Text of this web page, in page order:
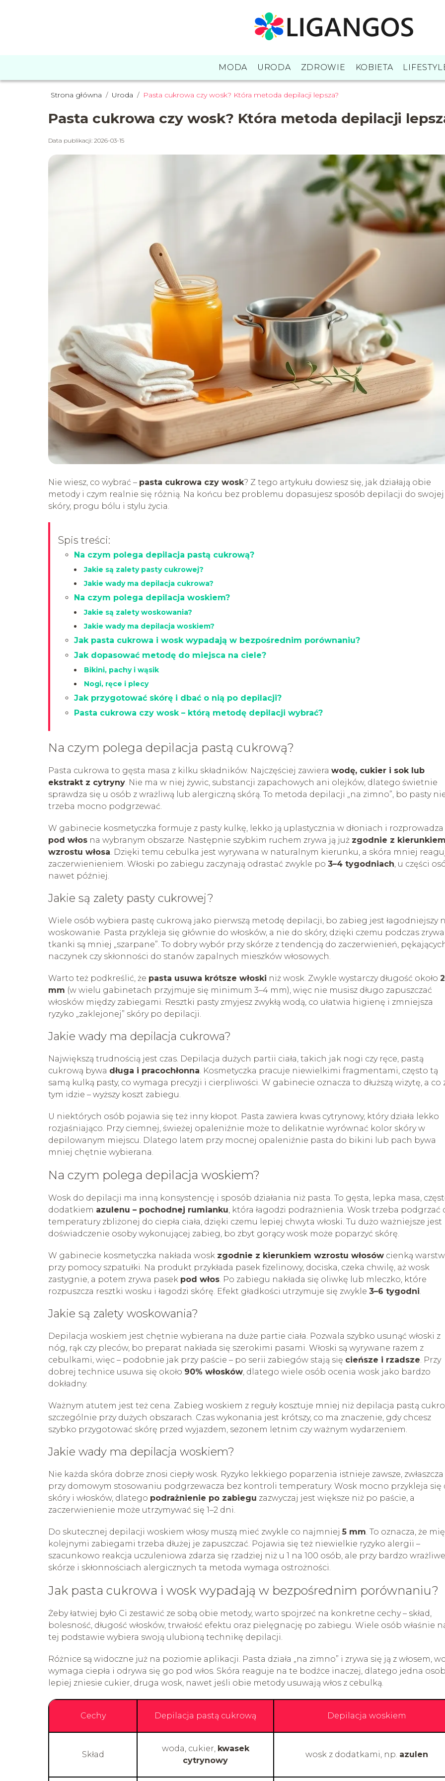
MODA URODA ZDROWIE KOBIETA
Strona główna / Uroda / Pasta cukrowa czy wosk? Która metoda depilacji lepsza?
Pasta cukrowa czy wosk? Która metoda depilacji
Data publikacji: 2026-03-15
Nie wiesz, co wybrać – pasta cukrowa czy wosk? Z tego artykułu dowiesz się, jak działają obie
metody i czym realnie się różnią. Na końcu bez problemu dopasujesz sposób depilacji do swojej
skóry, progu bólu i stylu życia.
Spis treści:
Na czym polega depilacja pastą cukrową?
Jakie są zalety pasty cukrowej?
Jakie wady ma depilacja cukrowa?
Na czym polega depilacja woskiem?
Jakie są zalety woskowania?
Jakie wady ma depilacja woskiem?
Jak pasta cukrowa i wosk wypadają w bezpośrednim porównaniu?
Jak dopasować metodę do miejsca na ciele?
Bikini, pachy i wąsik
Nogi, ręce i plecy
Jak przygotować skórę i dbać o nią po depilacji?
Pasta cukrowa czy wosk – którą metodę depilacji wybrać?
Na czym polega depilacja pastą cukrową?
Pasta cukrowa to gęsta masa z kilku składników. Najczęściej zawiera wodę, cukier i sok lub
ekstrakt z cytryny. Nie ma w niej żywic, substancji zapachowych ani olejków, dlatego świetnie
sprawdza się u osób z wrażliwą lub alergiczną skórą. To metoda depilacji „na zimno”, bo pasty
trzeba mocno podgrzewać.
W gabinecie kosmetyczka formuje z pasty kulkę, lekko ją uplastycznia w dłoniach i rozprowadza
pod włos na wybranym obszarze. Następnie szybkim ruchem zrywa ją już zgodnie z kierunkiem
wzrostu włosa. Dzięki temu cebulka jest wyrywana w naturalnym kierunku, a skóra mniej
zaczerwienieniem. Włoski po zabiegu zaczynają odrastać zwykle po 3–4 tygodniach, u części
nawet później.
Jakie są zalety pasty cukrowej?
Wiele osób wybiera pastę cukrową jako pierwszą metodę depilacji, bo zabieg jest łagodniejszy
woskowanie. Pasta przykleja się głównie do włosków, a nie do skóry, dzięki czemu podczas
tkanki są mniej „szarpane”. To dobry wybór przy skórze z tendencją do zaczerwienień,
naczynek czy skłonności do stanów zapalnych mieszków włosowych.
Warto też podkreślić, że pasta usuwa krótsze włoski niż wosk. Zwykle wystarczy długość około
mm (w wielu gabinetach przyjmuje się minimum 3–4 mm), więc nie musisz długo zapuszczać
włosków między zabiegami. Resztki pasty zmyjesz zwykłą wodą, co ułatwia higienę i zmniejsza
ryzyko „zaklejonej” skóry po depilacji.
Jakie wady ma depilacja cukrowa?
Największą trudnością jest czas. Depilacja dużych partii ciała, takich jak nogi czy ręce, pastą
cukrową bywa długa i pracochłonna. Kosmetyczka pracuje niewielkimi fragmentami, często tą
samą kulką pasty, co wymaga precyzji i cierpliwości. W gabinecie oznacza to dłuższą wizytę, a co
tym idzie – wyższy koszt zabiegu.
U niektórych osób pojawia się też inny kłopot. Pasta zawiera kwas cytrynowy, który działa lekko
rozjaśniająco. Przy ciemnej, świeżej opaleniźnie może to delikatnie wyrównać kolor skóry w
depilowanym miejscu. Dlatego latem przy mocnej opaleniźnie pasta do bikini lub pach bywa
mniej chętnie wybierana.
Na czym polega depilacja woskiem?
Wosk do depilacji ma inną konsystencję i sposób działania niż pasta. To gęsta, lepka masa,
dodatkiem azulenu – pochodnej rumianku, która łagodzi podrażnienia. Wosk trzeba podgrzać
temperatury zbliżonej do ciepła ciała, dzięki czemu lepiej chwyta włoski. Tu dużo ważniejsze jest
doświadczenie osoby wykonującej zabieg, bo zbyt gorący wosk może poparzyć skórę.
W gabinecie kosmetyczka nakłada wosk zgodnie z kierunkiem wzrostu włosów cienką
przy pomocy szpatułki. Na produkt przykłada pasek fizelinowy, dociska, czeka chwilę, aż wosk
zastygnie, a potem zrywa pasek pod włos. Po zabiegu nakłada się oliwkę lub mleczko, które
rozpuszcza resztki wosku i łagodzi skórę. Efekt gładkości utrzymuje się zwykle 3–6 tygodni.
Jakie są zalety woskowania?
Depilacja woskiem jest chętnie wybierana na duże partie ciała. Pozwala szybko usunąć włoski z
nóg, rąk czy pleców, bo preparat nakłada się szerokimi pasami. Włoski są wyrywane razem z
cebulkami, więc – podobnie jak przy paście – po serii zabiegów stają się cieńsze i rzadsze. Przy
dobrej technice usuwa się około 90% włosków, dlatego wiele osób ocenia wosk jako bardzo
dokładny.
Ważnym atutem jest też cena. Zabieg woskiem z reguły kosztuje mniej niż depilacja pastą
szczególnie przy dużych obszarach. Czas wykonania jest krótszy, co ma znaczenie, gdy chcesz
szybko przygotować skórę przed wyjazdem, sezonem letnim czy ważnym wydarzeniem.
Jakie wady ma depilacja woskiem?
Nie każda skóra dobrze znosi ciepły wosk. Ryzyko lekkiego poparzenia istnieje zawsze, zwłaszcza
przy domowym stosowaniu podgrzewacza bez kontroli temperatury. Wosk mocno przykleja się
skóry i włosków, dlatego podrażnienie po zabiegu zazwyczaj jest większe niż po paście, a
zaczerwienienie może utrzymywać się 1–2 dni.
Do skutecznej depilacji woskiem włosy muszą mieć zwykle co najmniej5 mm. To oznacza, że
kolejnymi zabiegami trzeba dłużej je zapuszczać. Pojawia się też niewielkie ryzyko alergii –
szacunkowo reakcja uczuleniowa zdarza się rzadziej niż u 1 na 100 osób, ale przy bardzo
skórze i skłonnościach alergicznych ta metoda wymaga ostrożności.
Jak pasta cukrowa i wosk wypadają w bezpośrednim porównaniu?
Żeby łatwiej było Ci zestawić ze sobą obie metody, warto spojrzeć na konkretne cechy – skład,
bolesność, długość włosków, trwałość efektu oraz pielęgnację po zabiegu. Wiele osób właśnie
tej podstawie wybiera swoją ulubioną technikę depilacji.
Różnice są widoczne już na poziomie aplikacji. Pasta działa „na zimno” i zrywa się ją z włosem,
wymaga ciepła i odrywa się go pod włos. Skóra reaguje na te bodźce inaczej, dlatego jedna
lepiej zniesie cukier, druga wosk, nawet jeśli obie metody usuwają włos z cebulką.
Cechy Depilacja pastą cukrową Depilacja woskiem
Skład
woda, cukier, kwasek
cytrynowy
wosk z dodatkami, np. azulen